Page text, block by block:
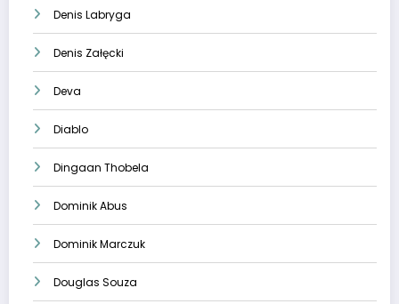
Denis Labryga
Denis Załęcki
Deva
Diablo
Dingaan Thobela
Dominik Abus
Dominik Marczuk
Douglas Souza